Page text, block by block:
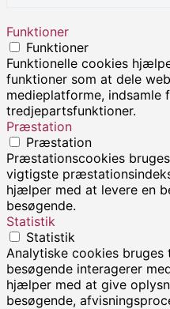
Funktioner
Funktioner
Funktionelle cookies
funktioner som at dele
medieplatforme, indsamle
tredjepartsfunktioner.
Præstation
Præstation
Præstationscookies
vigtigste
hjælper med at levere en
besøgende.
Statistik
Statistik
Analytiske cookies
besøgende interagerer
hjælper med at give
besøgende,